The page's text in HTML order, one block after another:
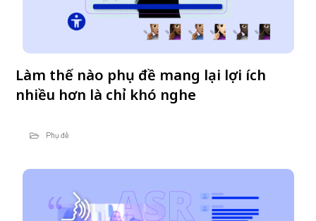
Làm thế nào phụ đề mang lại lợi ích
nhiều hơn là chỉ khó nghe
Phụ đề